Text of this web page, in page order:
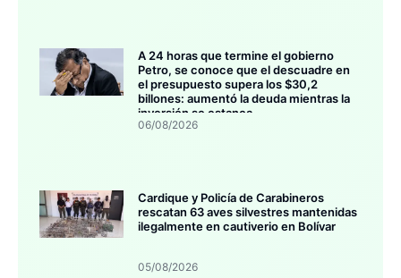
A 24 horas que termine el gobierno
Petro, se conoce que el descuadre en
el presupuesto supera los $30,2
billones: aumentó la deuda mientras la
inversión se estanca
06/08/2026
Cardique y Policía de Carabineros
rescatan 63 aves silvestres mantenidas
ilegalmente en cautiverio en Bolívar
05/08/2026